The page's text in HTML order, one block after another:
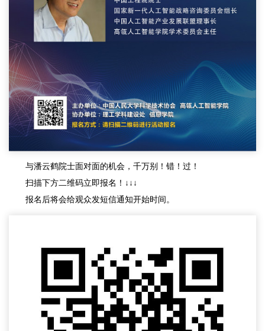
与潘云鹤院士面对面的机会，千万别！错！过！
扫描下方二维码立即报名！↓↓↓
报名后将会给观众发短信通知开始时间。